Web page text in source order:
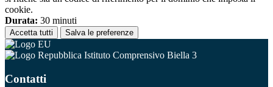
cookie.
Durata: 30 minuti
Accetta tutti Salva le preferenze
Istituto Comprensivo Biella 3
Contatti